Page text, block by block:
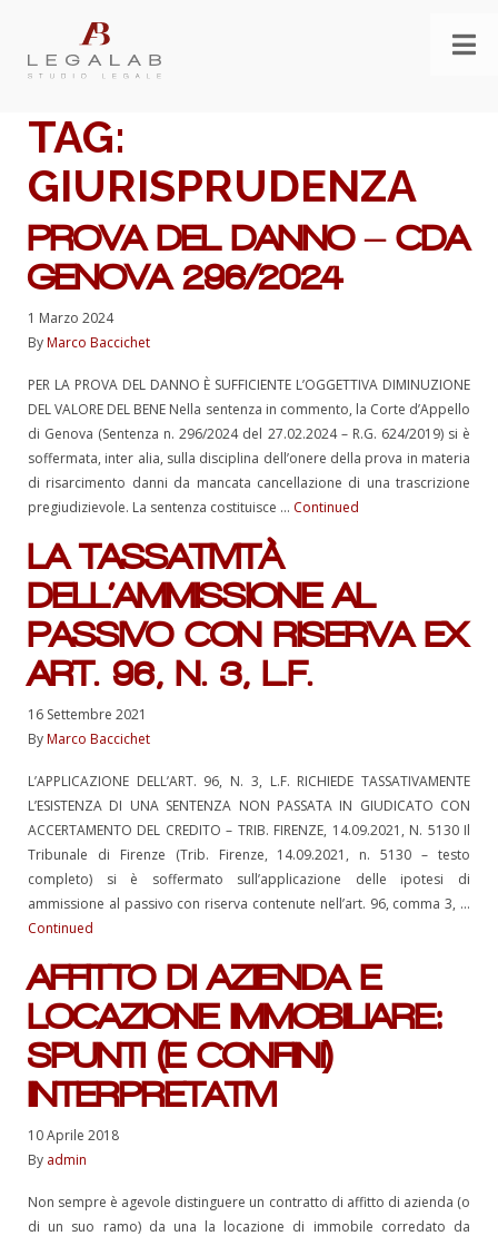
TAG:
GIURISPRUDENZA
PROVA DEL DANNO – CDA
GENOVA 296/2024
1 Marzo 2024
ByMarco Baccichet
PER LA PROVA DEL DANNO È SUFFICIENTE L’OGGETTIVA DIMINUZIONE
DEL VALORE DEL BENE Nella sentenza in commento, la Corte d’Appello
di Genova (Sentenza n. 296/2024 del 27.02.2024 – R.G. 624/2019) si è
soffermata, inter alia, sulla disciplina dell’onere della prova in materia
di risarcimento danni da mancata cancellazione di una trascrizione
pregiudizievole. La sentenza costituisce … Continued
LA TASSATIVITÀ
DELL’AMMISSIONE AL
PASSIVO CON RISERVA EX
ART. 96, N. 3, L.F.
16 Settembre 2021
ByMarco Baccichet
L’APPLICAZIONE DELL’ART. 96, N. 3, L.F. RICHIEDE TASSATIVAMENTE
L’ESISTENZA DI UNA SENTENZA NON PASSATA IN GIUDICATO CON
ACCERTAMENTO DEL CREDITO – TRIB. FIRENZE, 14.09.2021, N. 5130 Il
Tribunale di Firenze (Trib. Firenze, 14.09.2021, n. 5130 – testo
completo) si è soffermato sull’applicazione delle ipotesi di
ammissione al passivo con riserva contenute nell’art. 96, comma 3, …
Continued
AFFITTO DI AZIENDA E
LOCAZIONE IMMOBILIARE:
SPUNTI (E CONFINI)
INTERPRETATIVI
10 Aprile 2018
By admin
Non sempre è agevole distinguere un contratto di affitto di azienda (o
di un suo ramo) da una la locazione di immobile corredato da